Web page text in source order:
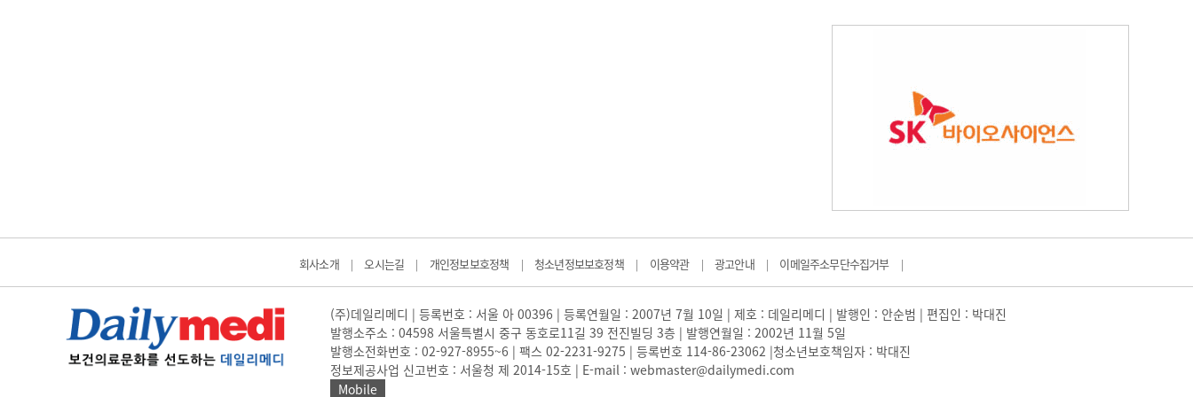
회사소개 | 오시는길 | 개인정보보호정책 | 청소년정보보호정책 | 이용약관 | 광고안내 | 이메일주소무단수집거부 |
(주)데일리메디 | 등록번호 : 서울 아 00396 | 등록연월일 : 2007년 7월 10일 | 제호 : 데일리메디 | 발행인 : 안순범 | 편집인 : 박대진
발행소주소 : 04598 서울특별시 중구 동호로11길 39 전진빌딩 3층 | 발행연월일 : 2002년 11월 5일
발행소전화번호 : 02-927-8955~6 | 팩스 02-2231-9275 | 등록번호 114-86-23062 |청소년보호책임자 : 박대진
정보제공사업 신고번호 : 서울청 제 2014-15호 | E-mail : webmaster@dailymedi.com
Mobile